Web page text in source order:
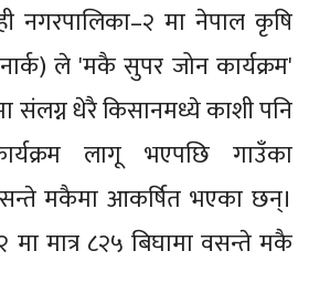
नगरपालिका–२ मा नेपाल कृषि
ले 'मकै सुपर जोन कार्यक्रम'
संलग्न धेरै किसानमध्ये काशी पनि
लागू भएपछि गाउँका
मकैमा आकर्षित भएका छन्।
मा मात्र ८२५ बिघामा वसन्ते मकै